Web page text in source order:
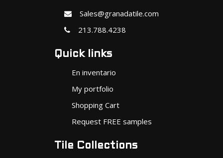
Sales@granadatile.com
213.788.4238
Quick links
En inventario
My portfolio
Shopping Cart
Request FREE samples
Tile Collections